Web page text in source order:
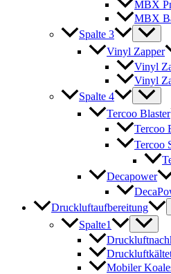
MBX
MBX
Spalte 3
Vinyl Zapper
Vinyl
Vinyl
Spalte 4
Tercoo Blaster
Tercoo
Tercoo
Decapower
Druckluftaufbereitung
Spalte1
Mobiler